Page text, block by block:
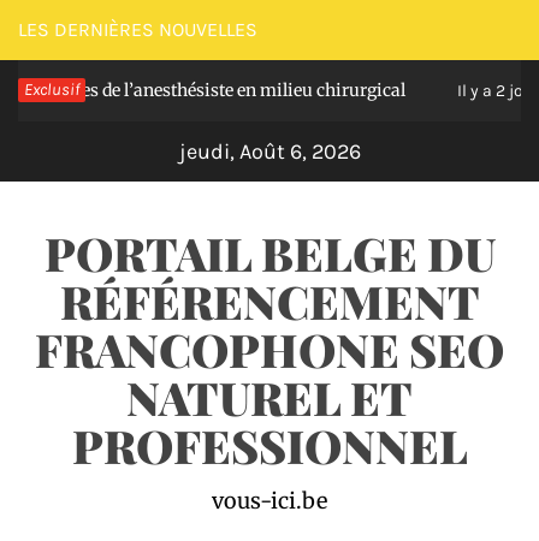
Passer
au
contenu
LES DERNIÈRES NOUVELLES
Exclusif
de l’anesthésiste en milieu chirurgical Il y a 2 jours
jeudi, Août 6, 2026
PORTAIL BELGE DU
RÉFÉRENCEMENT
FRANCOPHONE SEO
NATUREL ET
PROFESSIONNEL
vous-ici.be